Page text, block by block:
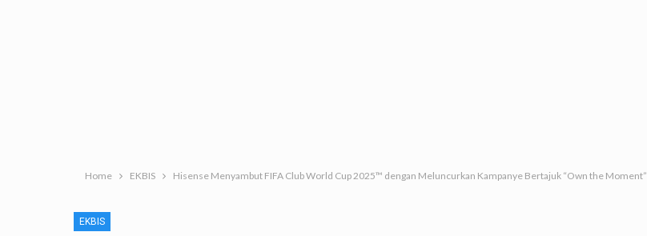
Home EKBIS Hisense Menyambut FIFA Club World Cup 2025™ dengan Meluncurkan Kampanye Bertajuk “Own the Moment”
EKBIS